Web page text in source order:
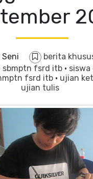
Seni berita
sbmptn fsrd itb · siswa
fsrd itb · ujian
ujian tulis